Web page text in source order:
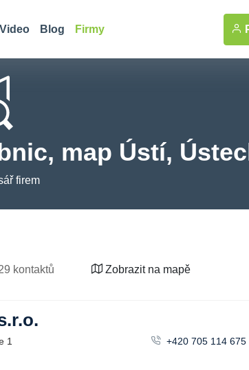
Video Blog Firmy
map Ústí,
firem
kontaktů Zobrazit na mapě
1
+420 705 114 675